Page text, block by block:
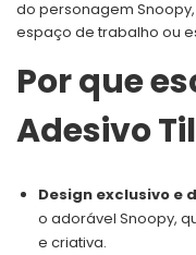
do personagem
espaço de trabalho ou
Por que
Adesivo
Design exclusivo e
o adorável Snoopy,
e criativa.